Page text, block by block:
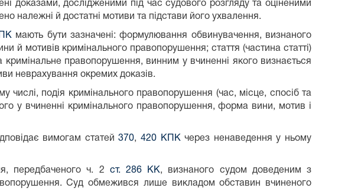
доказами, дослідженими під час судового розгляду та оціненими
належні й достатні мотиви та підстави його ухвалення.
мають бути зазначені: формулювання обвинувачення, визнаного
й мотивів кримінального правопорушення; стаття (частина статті)
кримінальне правопорушення, винним у вчиненні якого визнається
неврахування окремих доказів.
числі, подія кримінального правопорушення (час, місце, спосіб та
у вчиненні кримінального правопорушення, форма вини, мотив і
вимогам статей370,420 КПК через ненаведення у ньому
передбаченого ч. 2 ст. 286 КК, визнаного судом доведеним з
Суд обмежився лише викладом обставин вчиненого